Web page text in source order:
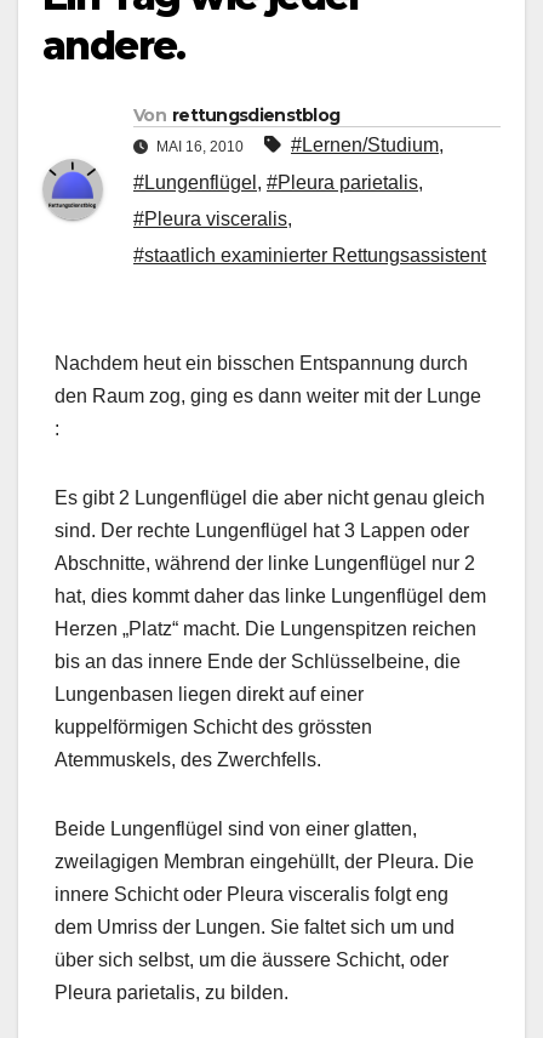
andere.
Von rettungsdienstblog
MAI 16, 2010 #Lernen/Studium,
#Lungenflügel , #Pleura parietalis,
#Pleura visceralis,
#staatlich examinierter Rettungsassistent
Nachdem heut ein bisschen Entspannung durch
den Raum zog, ging es dann weiter mit der Lunge
:
Es gibt 2 Lungenflügel die aber nicht genau gleich
sind. Der rechte Lungenflügel hat 3 Lappen oder
Abschnitte, während der linke Lungenflügel nur 2
hat, dies kommt daher das linke Lungenflügel dem
Herzen „Platz“ macht. Die Lungenspitzen reichen
bis an das innere Ende der Schlüsselbeine, die
Lungenbasen liegen direkt auf einer
kuppelförmigen Schicht des grössten
Atemmuskels, des Zwerchfells.
Beide Lungenflügel sind von einer glatten,
zweilagigen Membran eingehüllt, der Pleura. Die
innere Schicht oder Pleura visceralis folgt eng
dem Umriss der Lungen. Sie faltet sich um und
über sich selbst, um die äussere Schicht, oder
Pleura parietalis, zu bilden.